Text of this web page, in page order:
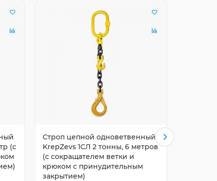
(с
Строп цепной одноветвенный
KrepZevs 1СЛ 2 тонны, 6 метров
(с сокращателем ветки и
крюком с принудительным
закрытием)